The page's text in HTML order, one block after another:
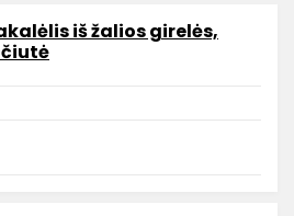
iš žalios girelės,